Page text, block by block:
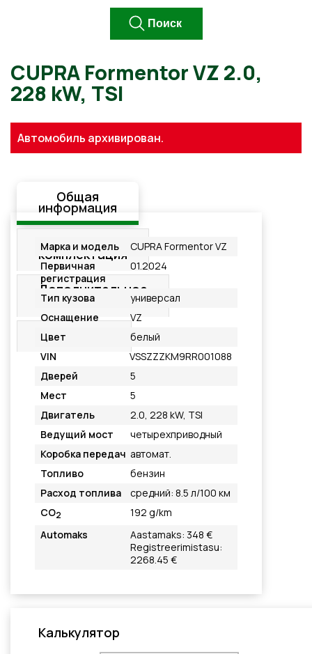
CUPRA Formentor VZ 2.0,
Автомобиль архивирован.
Общая
информация
Стандартная
комплектация
Дополнительное
оснащение
Подробнее
Марка и модель
CUPRA Formentor VZ
Первичная
регистрация
01.2024
Тип кузова
универсал
Оснащение
VZ
Цвет
белый
VIN
VSSZZZKM9RR001088
Дверей
5
Мест
5
Двигатель
2.0, 228 kW, TSI
Ведущий мост
четырехприводный
Коробка передач автомат.
Топливо
бензин
Расход топлива
средний: 8.5 л/100 км
CO2
192 g/km
Automaks
Aastamaks: 348 €
Registreerimistasu:
2268.45 €
Калькулятор